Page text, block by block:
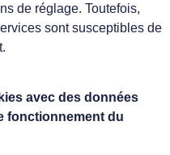
de réglage. Toutefois,
sont susceptibles de
avec des données
fonctionnement du